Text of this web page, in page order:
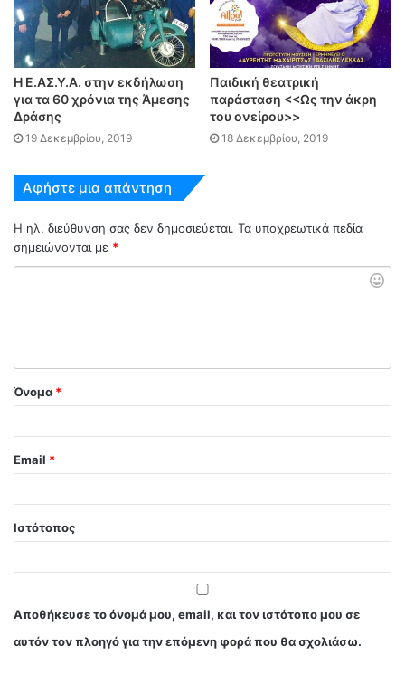
Η Ε.ΑΣ.Υ.Α. στην εκδήλωση
για τα 60 χρόνια της Άμεσης
Δράσης
19 Δεκεμβρίου, 2019
Παιδική θεατρική
παράσταση <<Ως την άκρη
του ονείρου>>
18 Δεκεμβρίου, 2019
Αφήστε μια απάντηση
Η ηλ. διεύθυνση σας δεν δημοσιεύεται. Τα υποχρεωτικά πεδία
σημειώνονται με *
Όνομα *
Email *
Ιστότοπος
Αποθήκευσε το όνομά μου, email, και τον ιστότοπο μου σε
αυτόν τον πλοηγό για την επόμενη φορά που θα σχολιάσω.